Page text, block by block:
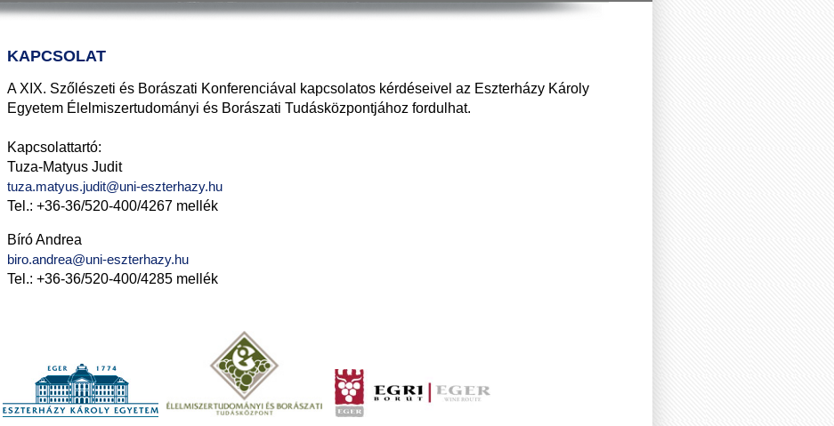
KAPCSOLAT
A XIX. Szőlészeti és Borászati Konferenciával kapcsolatos kérdéseivel az Eszterházy Károly
Egyetem Élelmiszertudományi és Borászati Tudásközpontjához fordulhat.
Kapcsolattartó:
Tuza-Matyus Judit
tuza.matyus.judit@uni-eszterhazy.hu
Tel.: +36-36/520-400/4267 mellék
Bíró Andrea
biro.andrea@uni-eszterhazy.hu
Tel.: +36-36/520-400/4285 mellék